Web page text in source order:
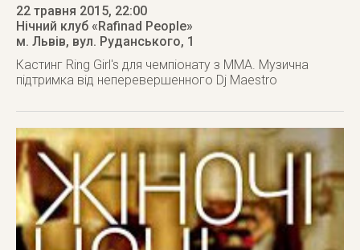
22 травня 2015, 22:00
Нічний клуб «Rafinad People»
м. Львів, вул. Руданського, 1
Кастинг Ring Girl's для чемпіонату з ММА. Музична
підтримка від неперевершенного Dj Maestro